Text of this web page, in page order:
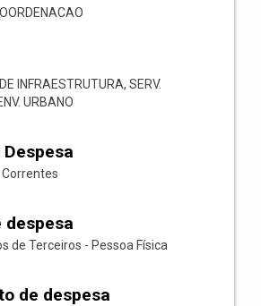
INFRAESTRUTURA, SERV.
URBANO
despesa
de Terceiros - Pessoa Física
de despesa